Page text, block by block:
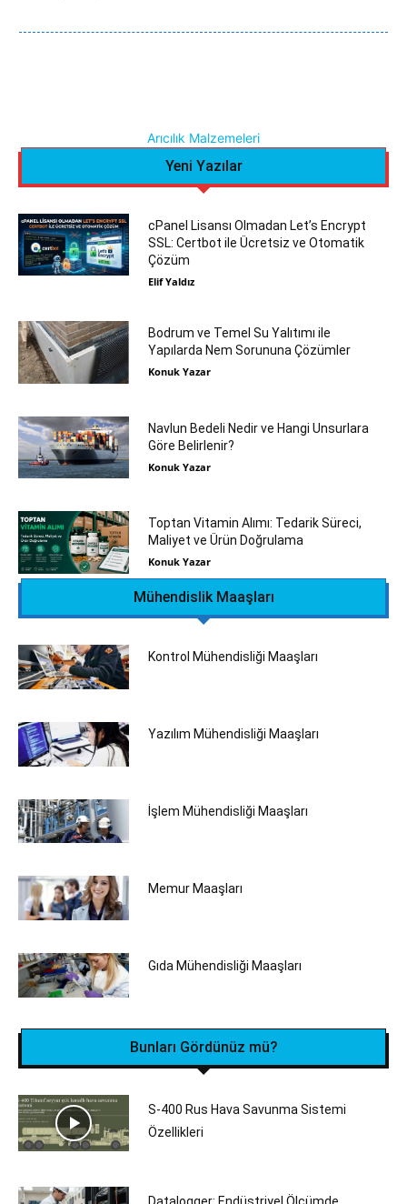
Arıcılık Malzemeleri
Yeni Yazılar
cPanel Lisansı Olmadan Let’s Encrypt
SSL: Certbot ile Ücretsiz ve Otomatik
Çözüm
Elif Yaldız
Bodrum ve Temel Su Yalıtımı ile
Yapılarda Nem Sorununa Çözümler
Konuk Yazar
Navlun Bedeli Nedir ve Hangi Unsurlara
Göre Belirlenir?
Konuk Yazar
Toptan Vitamin Alımı: Tedarik Süreci,
Maliyet ve Ürün Doğrulama
Konuk Yazar
Mühendislik Maaşları
Kontrol Mühendisliği Maaşları
Yazılım Mühendisliği Maaşları
İşlem Mühendisliği Maaşları
Memur Maaşları
Gıda Mühendisliği Maaşları
Bunları Gördünüz mü?
S-400 Rus Hava Savunma Sistemi
Özellikleri
Datalogger: Endüstriyel Ölçümde